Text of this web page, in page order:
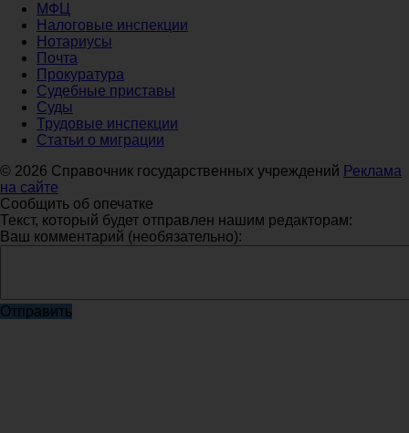
МФЦ
Налоговые инспекции
Нотариусы
Почта
Прокуратура
Судебные приставы
Суды
Трудовые инспекции
Статьи о миграции
© 2026 Справочник государственных учреждений Реклама
на сайте
Сообщить об опечатке
Текст, который будет отправлен нашим редакторам:
Ваш комментарий (необязательно):
Отправить